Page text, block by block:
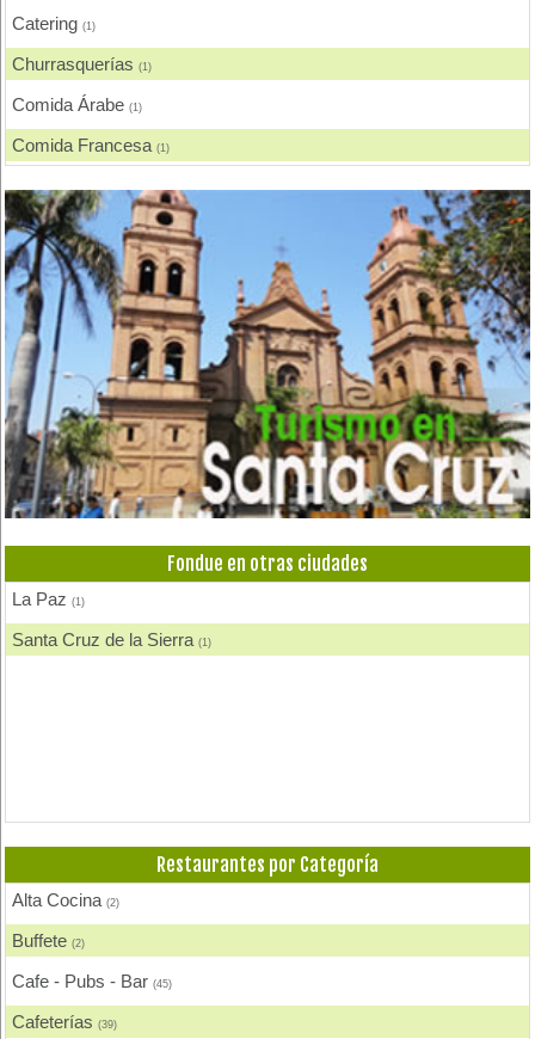
Catering(1)
Churrasquerías(1)
Comida Árabe(1)
Comida Francesa(1)
Comida Fusión(1)
Comida Gourmet(1)
Comida Internacional(3)
Comida Japonesa(1)
Comida Nacional - Criolla (4)
Comida Rápida, Fast Food
Comida Vegana(1)
Comida Vegetariana(3)
Delivery(4)
Fondue
Heladerías, Helados
Pastelerías y Confiterías
Fondue en otras ciudades
La Paz(1)
Santa Cruz de la Sierra(1)
Restaurantes por Categoría
Alta Cocina(2)
Buffete(2)
Cafe - Pubs - Bar(45)
Cafeterías(39)